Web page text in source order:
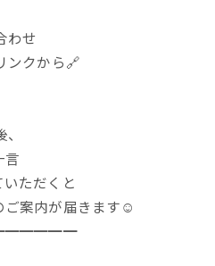
わせ
ンクから🔗
言
ただくと
ご案内が届きます☺️